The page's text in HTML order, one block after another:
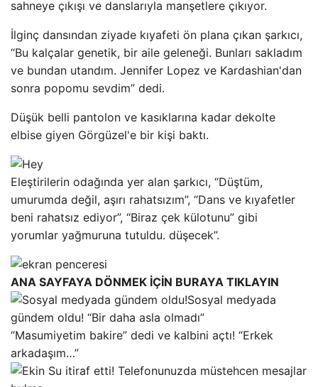
sahneye çıkışı ve danslarıyla manşetlere çıkıyor.
İlginç dansından ziyade kıyafeti ön plana çıkan şarkıcı,
“Bu kalçalar genetik, bir aile geleneği. Bunları sakladım
ve bundan utandım. Jennifer Lopez ve Kardashian'dan
sonra popomu sevdim” dedi.
Düşük belli pantolon ve kasıklarına kadar dekolte
elbise giyen Görgüzel'e bir kişi baktı.
Eleştirilerin odağında yer alan şarkıcı, “Düştüm,
umurumda değil, aşırı rahatsızım”, “Dans ve kıyafetler
beni rahatsız ediyor”, “Biraz çek külotunu” gibi
yorumlar yağmuruna tutuldu. düşecek”.
ANA SAYFAYA DÖNMEK İÇİN BURAYA TIKLAYIN
Sosyal medyada
gündem oldu! “Bir daha asla olmadı”
“Masumiyetim bakire” dedi ve kalbini açtı! “Erkek
arkadaşım…”